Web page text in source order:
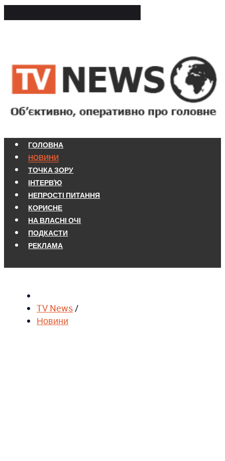
ГОЛОВНА
НОВИНИ
ТОЧКА ЗОРУ
ІНТЕРВ'Ю
НЕПРОСТІ ПИТАННЯ
КОРИСНЕ
НА ВЛАСНІ ОЧІ
ПОДКАСТИ
РЕКЛАМА
TV News/
Новини